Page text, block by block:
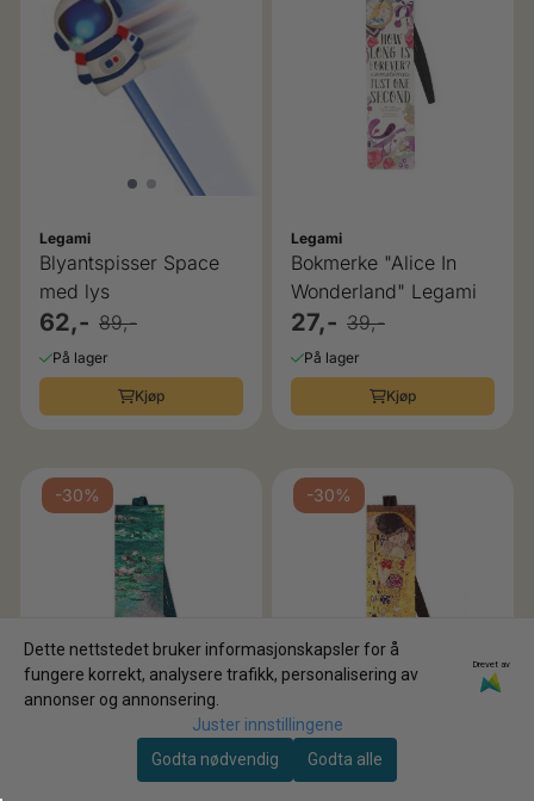
Legami
Blyantspisser Space
med lys
62,- 89,-
På lager
Kjøp
Legami
Bokmerke "Alice In
Wonderland" Legami
27,- 39,-
På lager
Kjøp
-30%
3.0 av 5 mulige
Bokmerke "Claude
-30%
Legami
Bokmerke "Gustav
Dette nettstedet bruker informasjonskapsler for å
fungere korrekt, analysere trafikk, personalisering av
annonser og annonsering.
Drevet av
Juster innstillingene
Godta nødvendig
Godta alle